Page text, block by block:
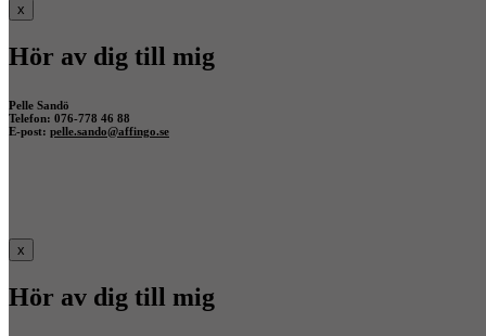
x
Hör av dig till mig
Pelle Sandö
Telefon: 076-778 46 88
E-post: pelle.sando@affingo.se
x
Hör av dig till mig